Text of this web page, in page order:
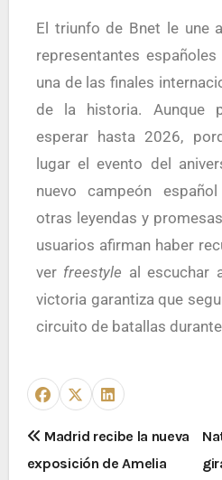
El triunfo de Bnet le une a Gazir y Chuty como
representantes
una de las finales
de la historia. Aunque
esperar hasta 2026,
lugar el evento del
nuevo campeón
otras leyendas y
usuarios afirman haber
ver freestyle al escuchar
victoria garantiza que
circuito de batallas
Madrid recibe la nueva
exposición de Amelia